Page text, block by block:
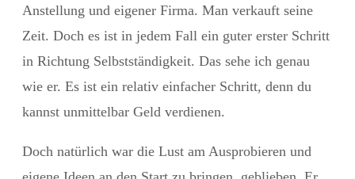
Anstellung und eigener Firma. Man verkauft seine
Zeit. Doch es ist in jedem Fall ein guter erster Schritt
in Richtung Selbstständigkeit. Das sehe ich genau
wie er. Es ist ein relativ einfacher Schritt, denn du
kannst unmittelbar Geld verdienen.
Doch natürlich war die Lust am Ausprobieren und